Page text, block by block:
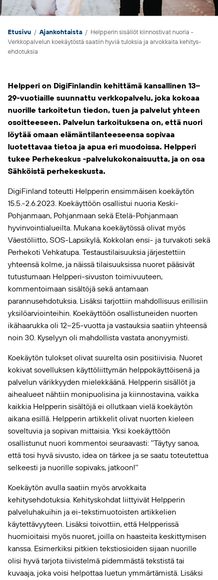
Etusivu / Ajankohtaista / Helpperin sisällöt kiinnostivat nuoria ­-
Verkko­­­palvelun koekäytöstä saatiin hyviä tuloksia ja arvokkaita kehitys­
ehdotuksia
Helpperi on DigiFinlandin kehittämä kansallinen 13–
29-vuotiaille suunnattu verkkopalvelu, joka kokoaa
nuorille tarkoitetun tiedon, tuen ja palvelut yhteen
osoitteeseen. Palvelun tarkoituksena on, että nuori
löytää omaan elämäntilanteeseensa sopivaa
luotettavaa tietoa ja apua eri muodoissa. Helpperi
tukee Perhekeskus -palvelukokonaisuutta, ja on osa
Sähköistä perhekeskusta.
DigiFinland toteutti Helpperin ensimmäisen koekäytön
15.5.-2.6.2023. Koekäyttöön osallistui nuoria Keski-
Pohjanmaan, Pohjanmaan sekä Etelä-Pohjanmaan
hyvinvointialueilta. Mukana koekäytössä olivat myös
Väestöliitto, SOS-Lapsikylä, Kokkolan ensi- ja turvakoti sekä
Perhekoti Vehkatupa. Testaustilaisuuksia järjestettiin
yhteensä kolme, ja näissä tilaisuuksissa nuoret pääsivät
tutustumaan Helpperi-sivuston toimivuuteen,
kommentoimaan sisältöjä sekä antamaan
parannusehdotuksia. Lisäksi tarjottiin mahdollisuus erillisiin
yksilöarviointeihin. Koekäyttöön osallistuneiden nuorten
ikähaarukka oli 12–25-vuotta ja vastauksia saatiin yhteensä
noin 30. Kyselyyn oli mahdollista vastata anonyymisti.
Koekäytön tulokset olivat suurelta osin positiivisia. Nuoret
kokivat sovelluksen käyttöliittymän helppokäyttöisenä ja
palvelun värikkyyden mielekkäänä. Helpperin sisällöt ja
aihealueet nähtiin monipuolisina ja kiinnostavina, vaikka
kaikkia Helpperin sisältöjä ei ollutkaan vielä koekäytön
aikana esillä. Helpperin artikkelit olivat nuorten kieleen
soveltuvia ja sopivan mittaisia. Yksi koekäyttöön
osallistunut nuori kommentoi seuraavasti: ’’Täytyy sanoa,
että tosi hyvä sivusto, idea on tärkee ja se saatu toteutettua
selkeesti ja nuorille sopivaks, jatkoon!’’
Koekäytön avulla saatiin myös arvokkaita
kehitysehdotuksia. Kehityskohdat liittyivät Helpperin
palveluhakuihin ja ei-tekstimuotoisten artikkelien
käytettävyyteen. Lisäksi toivottiin, että Helpperissä
huomioitaisi myös nuoret, joilla on haasteita keskittymisen
kanssa. Esimerkiksi pitkien tekstiosioiden sijaan nuorille
olisi hyvä tarjota tiivistelmä pidemmästä tekstistä tai
kuvaaja, joka voisi helpottaa luetun ymmärtämistä. Lisäksi